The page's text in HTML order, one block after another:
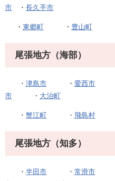
市 ・ 長久手市
・ 東郷町 ・ 豊山町
尾張地方（海部）
・ 津島市 ・ 愛西市
市 ・ 大治町
・ 蟹江町 ・ 飛島村
尾張地方（知多）
・ 半田市 ・ 常滑市